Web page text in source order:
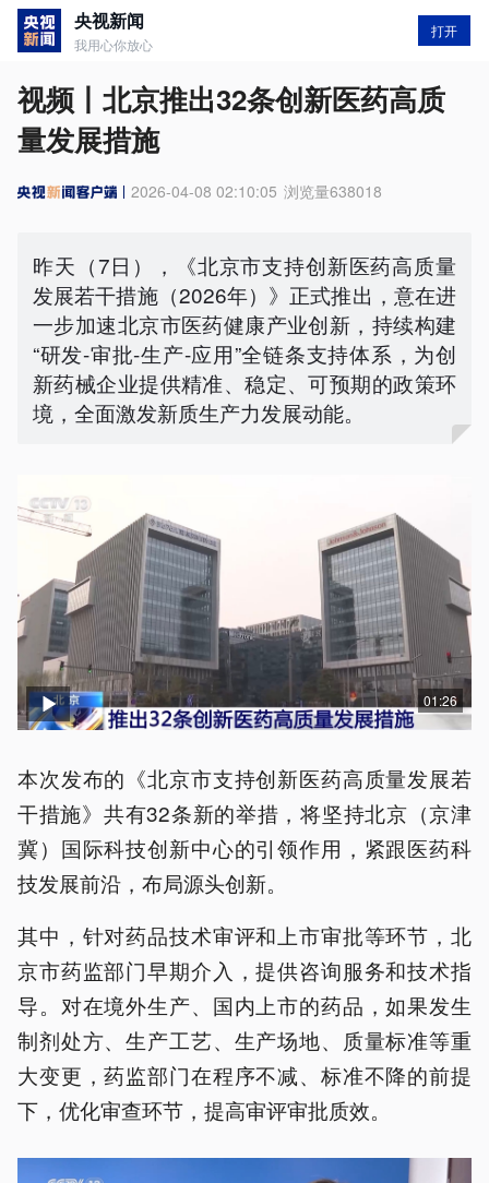
央视新闻
我用心你放心
打开
视频丨北京推出32条创新医药高质
量发展措施
2026-04-08 02:10:05 浏览量638018
昨天（7日），《北京市支持创新医药高质量
发展若干措施（2026年）》正式推出，意在进
一步加速北京市医药健康产业创新，持续构建
“研发-审批-生产-应用”全链条支持体系，为创
新药械企业提供精准、稳定、可预期的政策环
境，全面激发新质生产力发展动能。
01:26
本次发布的《北京市支持创新医药高质量发展若
干措施》共有32条新的举措，将坚持北京（京津
冀）国际科技创新中心的引领作用，紧跟医药科
技发展前沿，布局源头创新。
其中，针对药品技术审评和上市审批等环节，北
京市药监部门早期介入，提供咨询服务和技术指
导。对在境外生产、国内上市的药品，如果发生
制剂处方、生产工艺、生产场地、质量标准等重
大变更，药监部门在程序不减、标准不降的前提
下，优化审查环节，提高审评审批质效。